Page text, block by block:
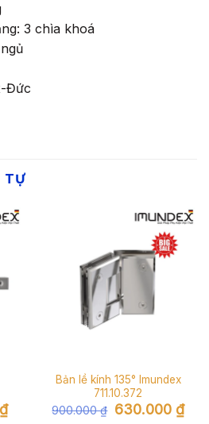
3 chìa khoá
Đức
TỰ
₫Giá
hiện
Bản lề kính 135° Imundex
711.10.372
900.000₫ Giá
gốc
630.000 ₫Giá
hiện